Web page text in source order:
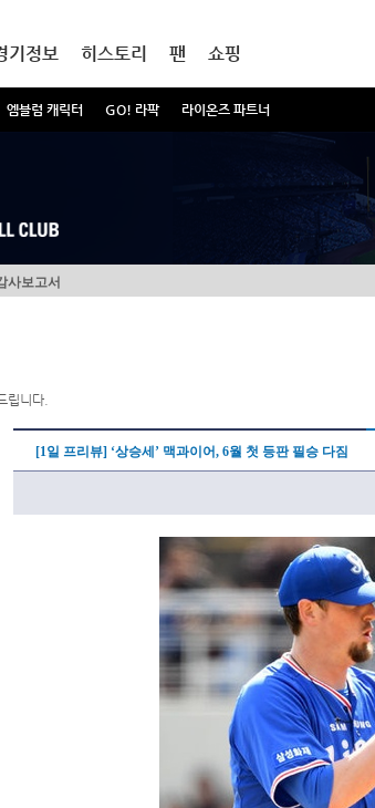
엠블럼 캐릭터 GO! 라팍 라이온즈 파트너
기정보 히스토리 팬 쇼핑
사보고서
립니다.
[1일 프리뷰] ‘상승세’ 맥과이어, 6월 첫 등판 필승 다짐